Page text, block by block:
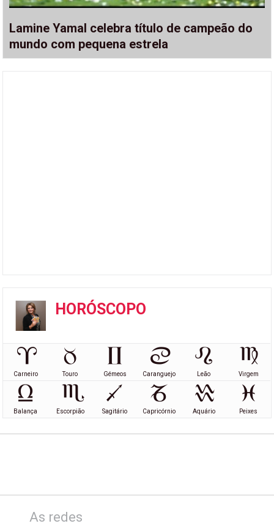
Lamine Yamal celebra título de campeão do
mundo com pequena estrela
HORÓSCOPO
Carneiro Touro Gémeos Caranguejo Leão Virgem
Balança Escorpião Sagitário Capricórnio Aquário Peixes
As redes